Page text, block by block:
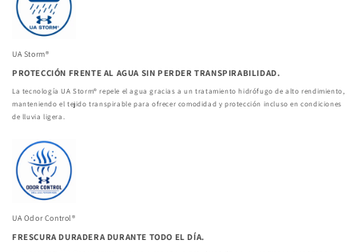
UA Storm®
PROTECCIÓN FRENTE AL AGUA SIN PERDER TRANSPIRABILIDAD.
La tecnología UA Storm® repele el agua gracias a un tratamiento hidrófugo de alto rendimiento,
manteniendo el tejido transpirable para ofrecer comodidad y protección incluso en condiciones
de lluvia ligera.
UA Odor Control®
FRESCURA DURADERA DURANTE TODO EL DÍA.